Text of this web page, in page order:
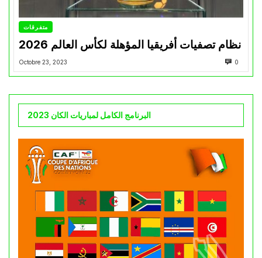
متفرقات
نظام تصفيات أفريقيا المؤهلة لكأس العالم 2026
Octobre 23, 2023 0
البرنامج الكامل لمباريات الكان 2023